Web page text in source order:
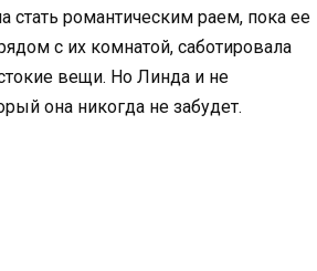
романтическим раем, пока ее
с их комнатой, саботировала
вещи. Но Линда и не
она никогда не забудет.